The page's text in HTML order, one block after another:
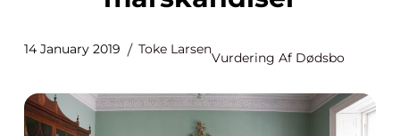
14 January 2019 Toke Larsen
Vurdering Af Dødsbo